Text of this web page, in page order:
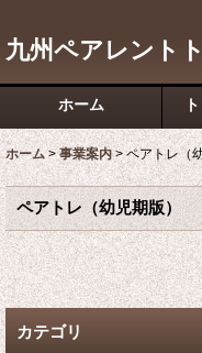
九州ペアレント
ホーム
ホーム > 事業案内 > ペアトレ（
ペアトレ（幼児期版）
カテゴリ